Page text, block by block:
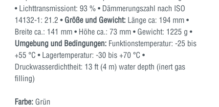
• Lichttransmissiont: 93 % • Dämmerungszahl nach ISO
14132-1: 21.2 • Größe und Gewicht: Länge ca: 194 mm •
Breite ca.: 141 mm • Höhe ca.: 73 mm • Gewicht: 1225 g •
Umgebung und Bedingungen: Funktionstemperatur: -25 bis
+55 °C • Lagertemperatur: -30 bis +70 °C •
Druckwasserdichtheit: 13 ft (4 m) water depth (inert gas
filling)
Farbe: Grün